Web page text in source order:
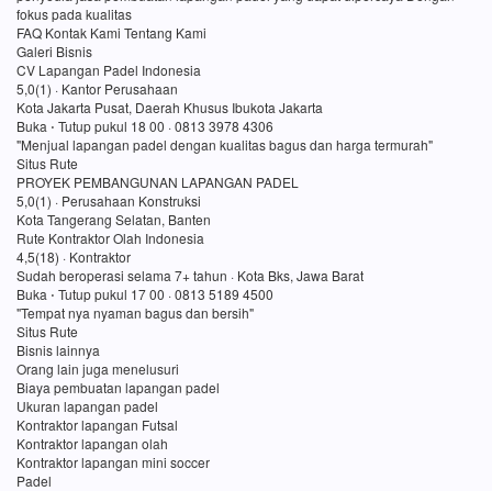
fokus pada kualitas
FAQ Kontak Kami Tentang Kami
Galeri Bisnis
CV Lapangan Padel Indonesia
5,0(1) · Kantor Perusahaan
Kota Jakarta Pusat, Daerah Khusus Ibukota Jakarta
Buka ⋅ Tutup pukul 18 00 · 0813 3978 4306
"Menjual lapangan padel dengan kualitas bagus dan harga termurah"
Situs Rute
PROYEK PEMBANGUNAN LAPANGAN PADEL
5,0(1) · Perusahaan Konstruksi
Kota Tangerang Selatan, Banten
Rute Kontraktor Olah Indonesia
4,5(18) · Kontraktor
Sudah beroperasi selama 7+ tahun · Kota Bks, Jawa Barat
Buka ⋅ Tutup pukul 17 00 · 0813 5189 4500
"Tempat nya nyaman bagus dan bersih"
Situs Rute
Bisnis lainnya
Orang lain juga menelusuri
Biaya pembuatan lapangan padel
Ukuran lapangan padel
Kontraktor lapangan Futsal
Kontraktor lapangan olah
Kontraktor lapangan mini soccer
Padel